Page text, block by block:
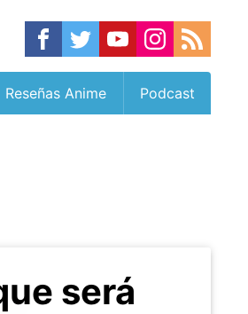
Reseñas Anime Podcast
será